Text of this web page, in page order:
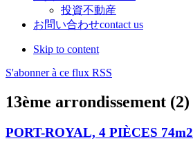
投資不動産
お問い合わせcontact us
Skip to content
S'abonner à ce flux RSS
13ème arrondissement (2)
PORT-ROYAL, 4 PIÈCES 74m2